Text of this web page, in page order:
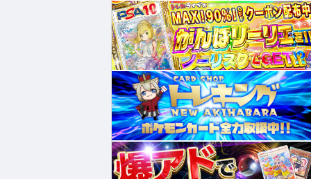
¥204,667 ¥47,300